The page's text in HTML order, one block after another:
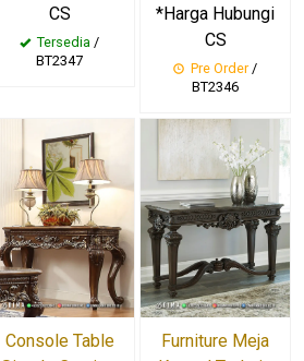
CS
Tersedia /
BT2347
*Harga Hubungi
CS
Pre Order/
BT2346
Console Table
Furniture Meja